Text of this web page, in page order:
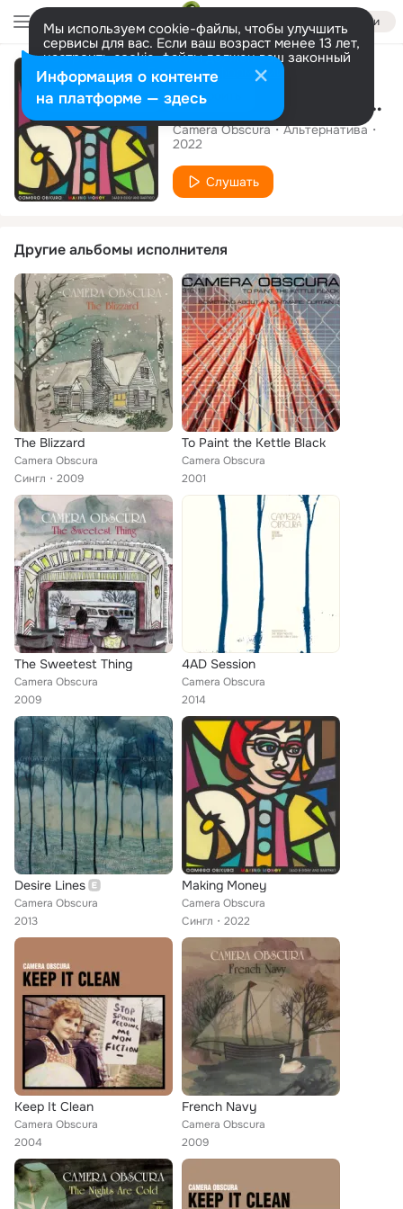
Войти
Мы используем cookie-файлы, чтобы улучшить
сервисы для вас. Если ваш возраст менее 13 лет,
настроить cookie-файлы должен ваш законный
представитель. Больше информации
Разрешить все Настроить
Альбом
Making Money (4AD B-Sides and Rarities)
Camera Obscura
Альтернатива
2022
Слушать
Другие альбомы исполнителя
The Blizzard
Camera Obscura
Сингл
2009
To Paint the Kettle Black
Camera Obscura
2001
The Sweetest Thing
Camera Obscura
2009
4AD Session
Camera Obscura
2014
Desire Lines
Camera Obscura
2013
Making Money
Camera Obscura
Сингл
2022
Keep It Clean
Camera Obscura
2004
French Navy
Camera Obscura
2009
Информация о контенте
на платформе — здесь